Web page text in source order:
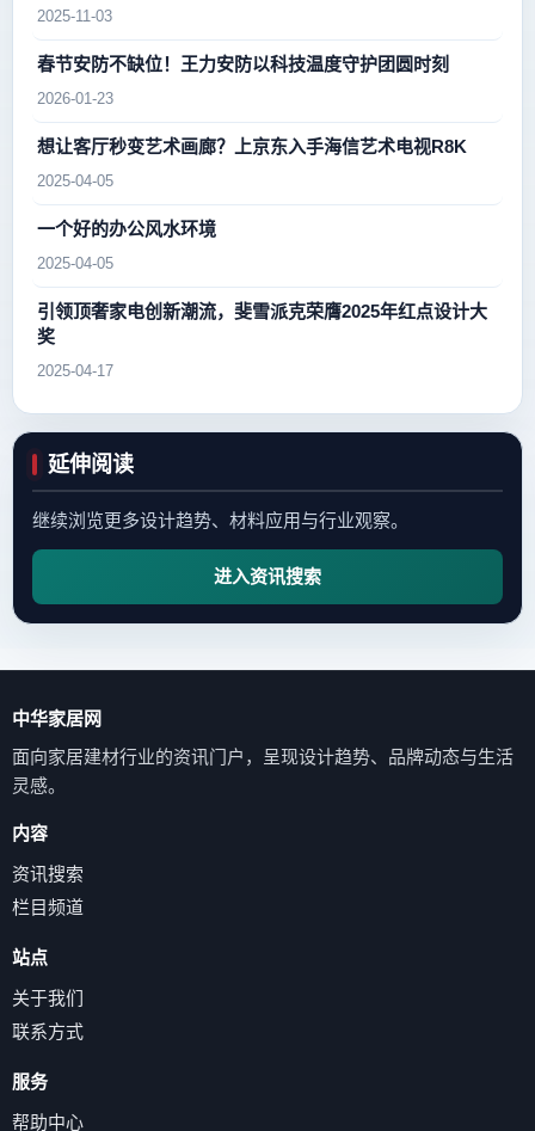
2025-11-03
春节安防不缺位！王力安防以科技温度守护团圆时刻
2026-01-23
想让客厅秒变艺术画廊？上京东入手海信艺术电视R8K
2025-04-05
一个好的办公风水环境
2025-04-05
引领顶奢家电创新潮流，斐雪派克荣膺2025年红点设计大
奖
2025-04-17
延伸阅读
继续浏览更多设计趋势、材料应用与行业观察。
进入资讯搜索
中华家居网
面向家居建材行业的资讯门户，呈现设计趋势、品牌动态与生活
灵感。
内容
资讯搜索
栏目频道
站点
关于我们
联系方式
服务
帮助中心